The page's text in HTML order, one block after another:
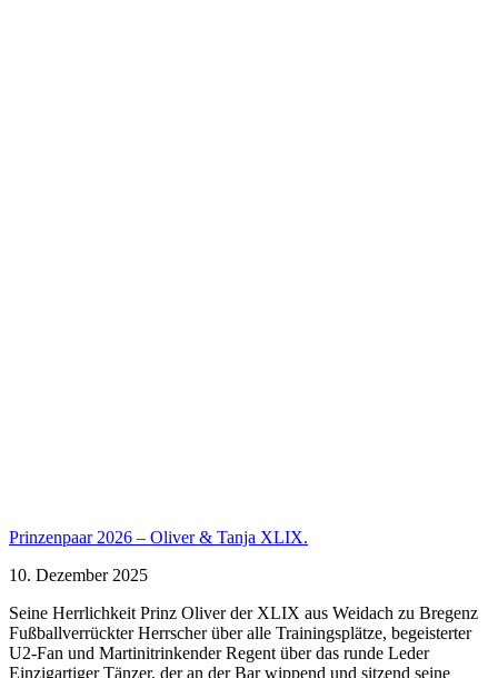
Prinzenpaar 2026 – Oliver & Tanja XLIX.
10. Dezember 2025
Seine Herrlichkeit Prinz Oliver der XLIX aus Weidach zu Bregenz
Fußballverrückter Herrscher über alle Trainingsplätze, begeisterter
U2-Fan und Martinitrinkender Regent über das runde Leder
Einzigartiger Tänzer, der an der Bar wippend und sitzend seine